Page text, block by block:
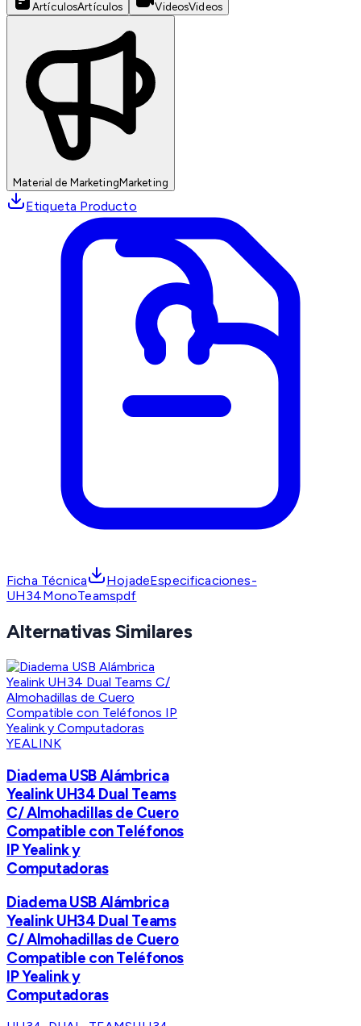
ArtículosArtículos VideosVideos
Material de MarketingMarketing
Etiqueta Producto
Ficha Técnica
HojadeEspecificaciones-
UH34MonoTeamspdf
Alternativas Similares
YEALINK
Diadema USB Alámbrica
Yealink UH34 Dual Teams
C/ Almohadillas de Cuero
Compatible con Teléfonos
IP Yealink y
Computadoras
Diadema USB Alámbrica
Yealink UH34 Dual Teams
C/ Almohadillas de Cuero
Compatible con Teléfonos
IP Yealink y
Computadoras